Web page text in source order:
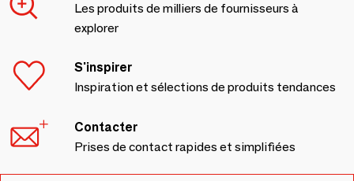
Les produits de milliers de fournisseurs à
explorer
S'inspirer
Inspiration et sélections de produits tendances
Contacter
Prises de contact rapides et simplifiées